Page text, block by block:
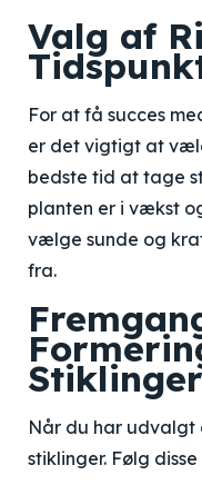
Valg af
For at få succes
er det vigtigt at
bedste tid at tage
planten er i vækst
vælge sunde og
fra.
Stiklinger
Når du har udvalgt
stiklinger. Følg